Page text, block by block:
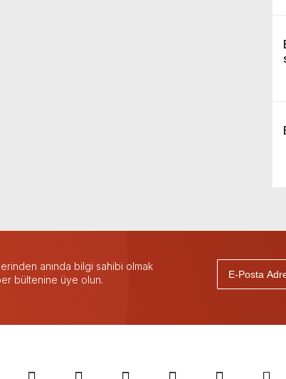
anında bilgi sahibi olmak
bültenine üye olun.